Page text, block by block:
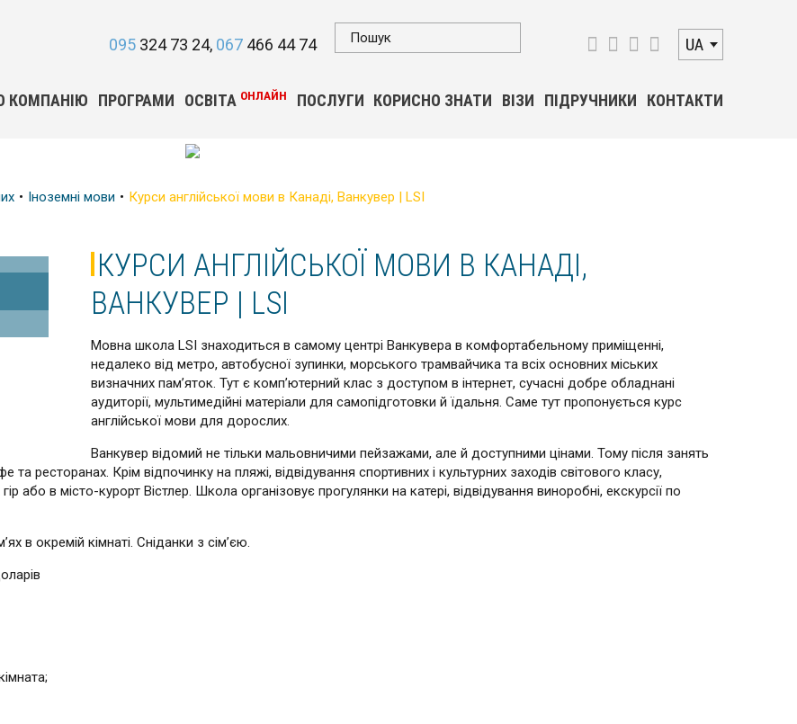
095 324 73 24 067 466 44 74 UA
КОМПАНІЮ ПРОГРАМИ ОСВІТА ОНЛАЙН ПОСЛУГИ КОРИСНО ЗНАТИ ВІЗИ ПІДРУЧНИКИ КОНТАКТИ
Іноземні мови Курси англійської мови в Канаді, Ванкувер | LSI
КУРСИ АНГЛІЙСЬКОЇ МОВИ В КАНАДІ,
ВАНКУВЕР | LSI
Мовна школа LSI знаходиться в самому центрі Ванкувера в комфортабельному приміщенні,
недалеко від метро, ​​автобусної зупинки, морського трамвайчика та всіх основних міських
визначних пам’яток. Тут є комп’ютерний клас з доступом в інтернет, сучасні добре обладнані
аудиторії, мультимедійні матеріали для самопідготовки й їдальня. Саме тут пропонується курс
англійської мови для дорослих.
Ванкувер відомий не тільки мальовничими пейзажами, але й доступними цінами. Тому після занять
ресторанах. Крім відпочинку на пляжі, відвідування спортивних і культурних заходів світового класу,
або в місто-курорт Вістлер. Школа організовує прогулянки на катері, відвідування виноробні, екскурсії по
в окремій кімнаті. Сніданки з сім’єю.